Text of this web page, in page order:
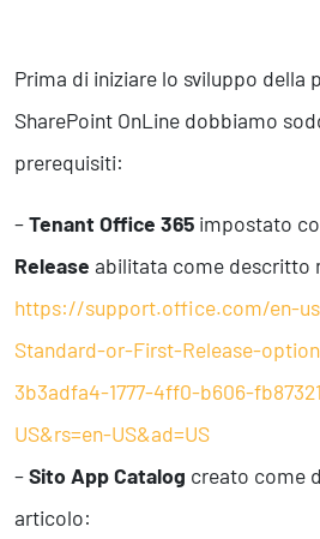
Safety
Sicurezza sul Lavoro
Sicurezza Alimentare
Prima di iniziare lo sviluppo della
SharePoint OnLine dobbiamo
prerequisiti:
–Tenant Office 365 impostato
Release abilitata come descritto
https://support.office.com/en-
Standard-or-First-Release-
3b3adfa4-1777-4ff0-b606-
US&rs=en-US&ad=US
–Sito App Catalog creato come
articolo: